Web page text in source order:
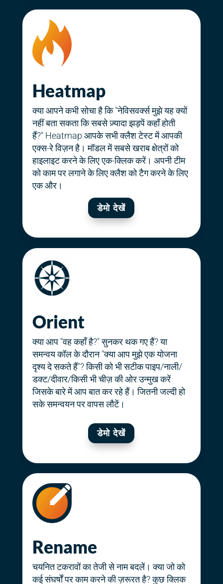
Heatmap
क्या आपने कभी सोचा है कि "नेविसवर्क्स मुझे यह क्यों
नहीं बता सकता कि सबसे ज़्यादा झड़पें कहाँ होती
हैं?" Heatmap आपके सभी क्लैश टेस्ट में आपकी
एक्स-रे विज़न है। मॉडल में सबसे खराब क्षेत्रों को
हाइलाइट करने के लिए एक-क्लिक करें। अपनी टीम
को काम पर लगाने के लिए क्लैश को टैग करने के लिए
एक और।
डेमो देखें
Orient
क्या आप "वह कहाँ है?" सुनकर थक गए हैं? या
समन्वय कॉल के दौरान "क्या आप मुझे एक योजना
दृश्य दे सकते हैं"? किसी को भी सटीक पाइप/नाली/
डक्ट/दीवार/किसी भी चीज़ की ओर उन्मुख करें
जिसके बारे में आप बात कर रहे हैं। जितनी जल्दी हो
सके समन्वयन पर वापस लौटें।
डेमो देखें
Rename
चयनित टकरावों का तेजी से नाम बदलें। क्या जो को
कई संघर्षों पर काम करने की ज़रूरत है? कुछ क्लिक